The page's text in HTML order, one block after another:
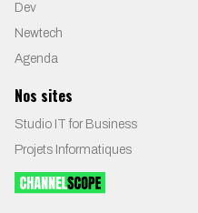
Dev
Newtech
Agenda
Nos sites
Studio IT for Business
Projets Informatiques